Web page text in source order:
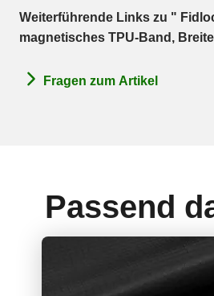
Weiterführende Links zu "
magnetisches TPU-Band,
Fragen zum Artikel
Passend